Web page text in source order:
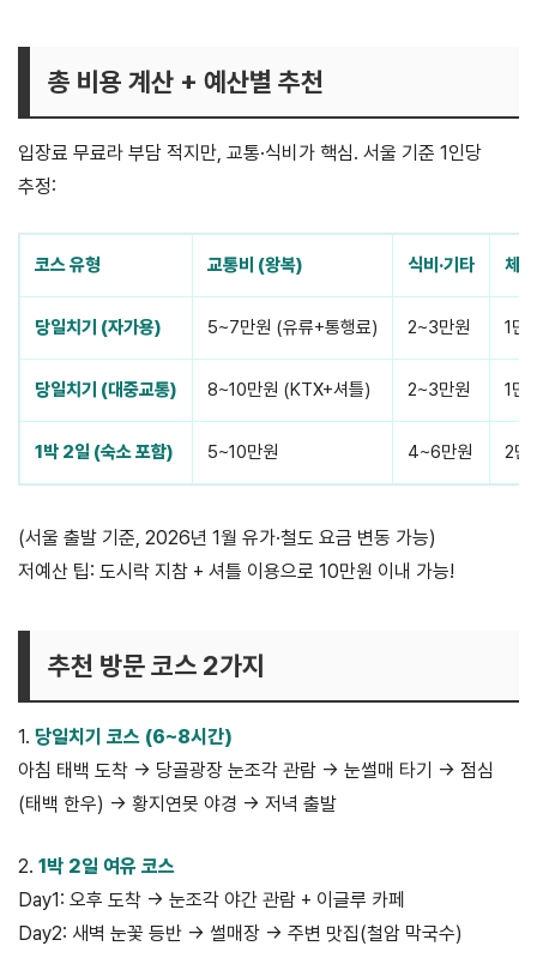
총 비용 계산 + 예산별 추천
입장료 무료라 부담 적지만, 교통·식비가 핵심. 서울 기준 1인당
추정:
코스 유형 교통비 (왕복) 식비·기타 체
당일치기 (자가용) 5~7만원 (유류+통행료) 2~3만원 1만
당일치기 (대중교통) 8~10만원 (KTX+셔틀) 2~3만원 1만
1박 2일 (숙소 포함) 5~10만원 4~6만원 2만
(서울 출발 기준, 2026년 1월 유가·철도 요금 변동 가능)
저예산 팁: 도시락 지참 + 셔틀 이용으로 10만원 이내 가능!
추천 방문 코스 2가지
1. 당일치기 코스 (6~8시간)
아침 태백 도착 → 당골광장 눈조각 관람 → 눈썰매 타기 → 점심
(태백 한우) → 황지연못 야경 → 저녁 출발
2. 1박 2일 여유 코스
Day1: 오후 도착 → 눈조각 야간 관람 + 이글루 카페
Day2: 새벽 눈꽃 등반 → 썰매장 → 주변 맛집(철암 막국수)